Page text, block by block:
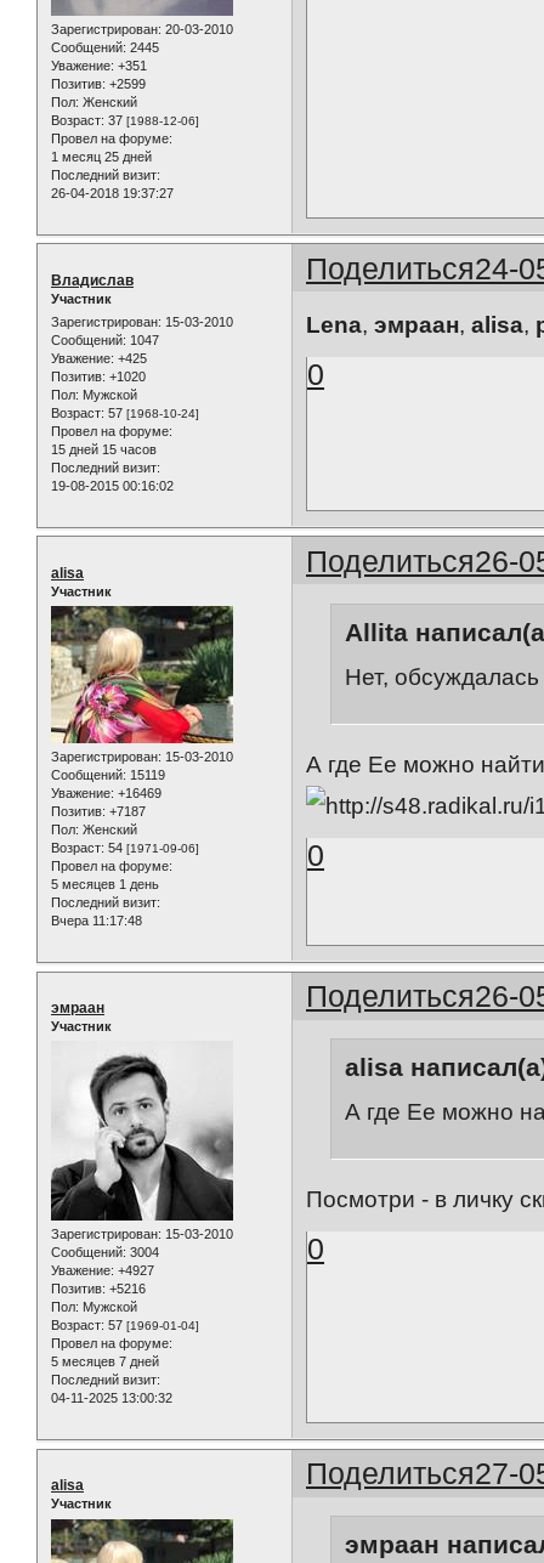
Зарегистрирован: 20-03-2010
Сообщений: 2445
Уважение: +351
Позитив: +2599
Пол: Женский
Возраст: 37 [1988-12-06]
Провел на форуме:
1 месяц 25 дней
Последний визит:
26-04-2018 19:37:27
Поделиться24-
Владислав
Участник
Зарегистрирован: 15-03-2010
Сообщений: 1047
Уважение: +425
Позитив: +1020
Пол: Мужской
Возраст: 57 [1968-10-24]
Провел на форуме:
15 дней 15 часов
Последний визит:
19-08-2015 00:16:02
Lena,эмраан,alisa,
0
Поделиться26-
alisa
Участник
Зарегистрирован: 15-03-2010
Сообщений: 15119
Уважение: +16469
Позитив: +7187
Пол: Женский
Возраст: 54 [1971-09-06]
Провел на форуме:
5 месяцев 1 день
Последний визит:
Вчера 11:17:48
Allita
Нет,
А где Ее можно
0
Поделиться26-
эмраан
Участник
Зарегистрирован: 15-03-2010
Сообщений: 3004
Уважение: +4927
Позитив: +5216
Пол: Мужской
Возраст: 57 [1969-01-04]
Провел на форуме:
5 месяцев 7 дней
Последний визит:
04-11-2025 13:00:32
alisa
А где Ее можно
Посмотри - в личку
0
Поделиться27-
alisa
Участник
эмраан